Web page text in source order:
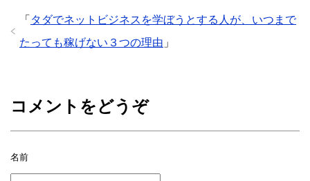
「 タダでネットビジネスを学ぼうとする人が、いつまで
たっても稼げない３つの理由 」
コメントをどうぞ
名前